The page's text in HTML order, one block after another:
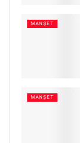
MANŞET
MANŞET